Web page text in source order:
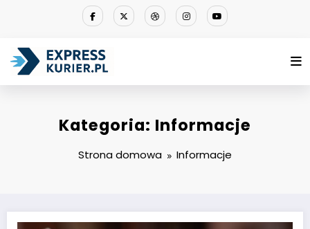
Kategoria: Informacje
Strona domowa Informacje